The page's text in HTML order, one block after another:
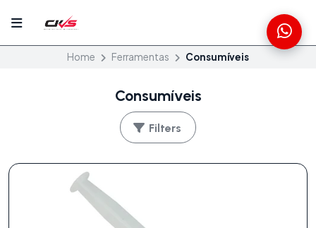
Home Ferramentas Consumíveis
Consumíveis
Filters